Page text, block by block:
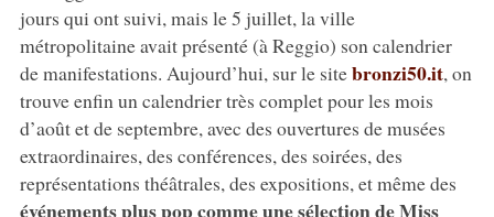
jours qui ont suivi, mais le 5 juillet, la ville
métropolitaine avait présenté (à Reggio) son calendrier
de manifestations. Aujourd’hui, sur le sitebronzi50.it, on
trouve enfin un calendrier très complet pour les mois
d’août et de septembre, avec des ouvertures de musées
extraordinaires, des conférences, des soirées, des
représentations théâtrales, des expositions, et même des
événements plus pop comme une sélection de Miss